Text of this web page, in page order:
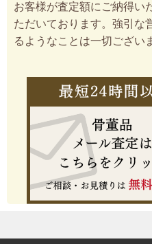
お客様が査定額にご納得い
ただいております。強引な
るようなことは一切ござい